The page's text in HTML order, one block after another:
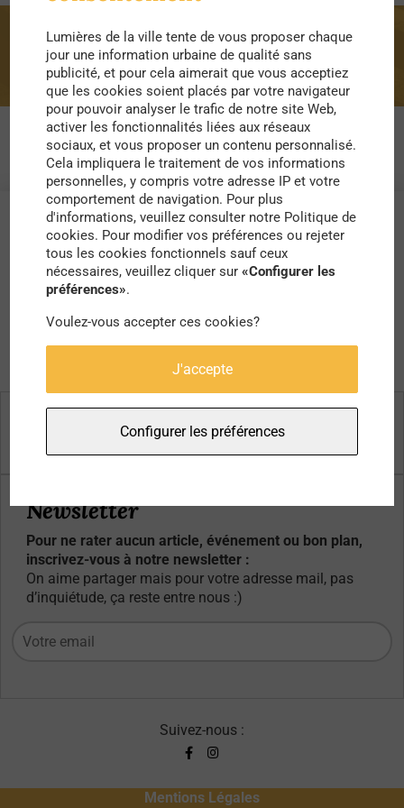
néoruraux
Newsletter
Pour ne rater aucun article, événement ou bon plan,
inscrivez-vous à notre newsletter :
On aime partager mais pour votre adresse mail, pas
d’inquiétude, ça reste entre nous :)
Suivez-nous :
Mentions Légales
Lumières de la ville tente de vous proposer chaque
jour une information urbaine de qualité sans
publicité, et pour cela aimerait que vous acceptiez
que les cookies soient placés par votre navigateur
pour pouvoir analyser le trafic de notre site Web,
activer les fonctionnalités liées aux réseaux
sociaux, et vous proposer un contenu personnalisé.
Cela impliquera le traitement de vos informations
personnelles, y compris votre adresse IP et votre
comportement de navigation. Pour plus
d'informations, veuillez consulter notre Politique de
cookies. Pour modifier vos préférences ou rejeter
tous les cookies fonctionnels sauf ceux
nécessaires, veuillez cliquer sur«Configurer les
préférences».
Voulez-vous accepter ces cookies?
J'accepte
Configurer les préférences